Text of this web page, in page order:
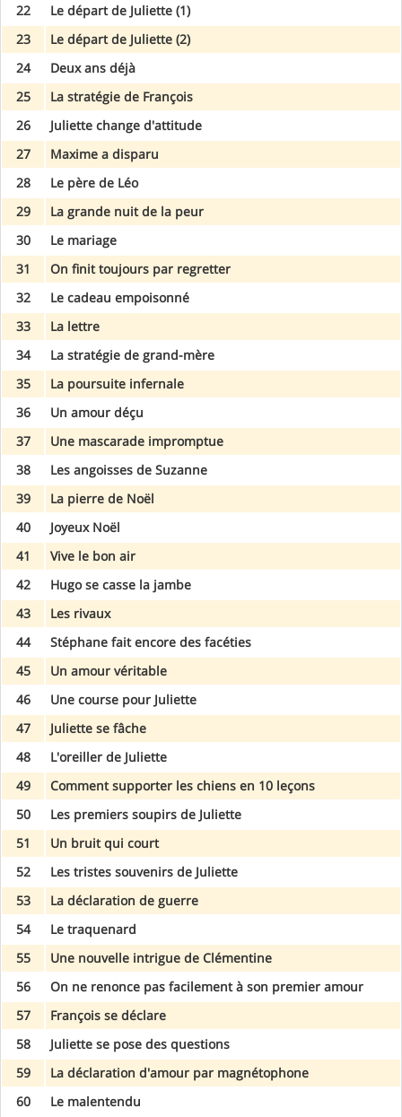
22
Le départ de Juliette (1)
23
Le départ de Juliette (2)
24
Deux ans déjà
25
La stratégie de François
26
Juliette change d'attitude
27
Maxime a disparu
28
Le père de Léo
29
La grande nuit de la peur
30
Le mariage
31
On finit toujours par regretter
32
Le cadeau empoisonné
33
La lettre
34
La stratégie de grand-mère
35
La poursuite infernale
36
Un amour déçu
37
Une mascarade impromptue
38
Les angoisses de Suzanne
39
La pierre de Noël
40
Joyeux Noël
41
Vive le bon air
42
Hugo se casse la jambe
43
Les rivaux
44
Stéphane fait encore des facéties
45
Un amour véritable
46
Une course pour Juliette
47
Juliette se fâche
48
L'oreiller de Juliette
49
Comment supporter les chiens en 10 leçons
50
Les premiers soupirs de Juliette
51
Un bruit qui court
52
Les tristes souvenirs de Juliette
53
La déclaration de guerre
54
Le traquenard
55
Une nouvelle intrigue de Clémentine
56
On ne renonce pas facilement à son premier amour
57
François se déclare
58
Juliette se pose des questions
59
La déclaration d'amour par magnétophone
60
Le malentendu